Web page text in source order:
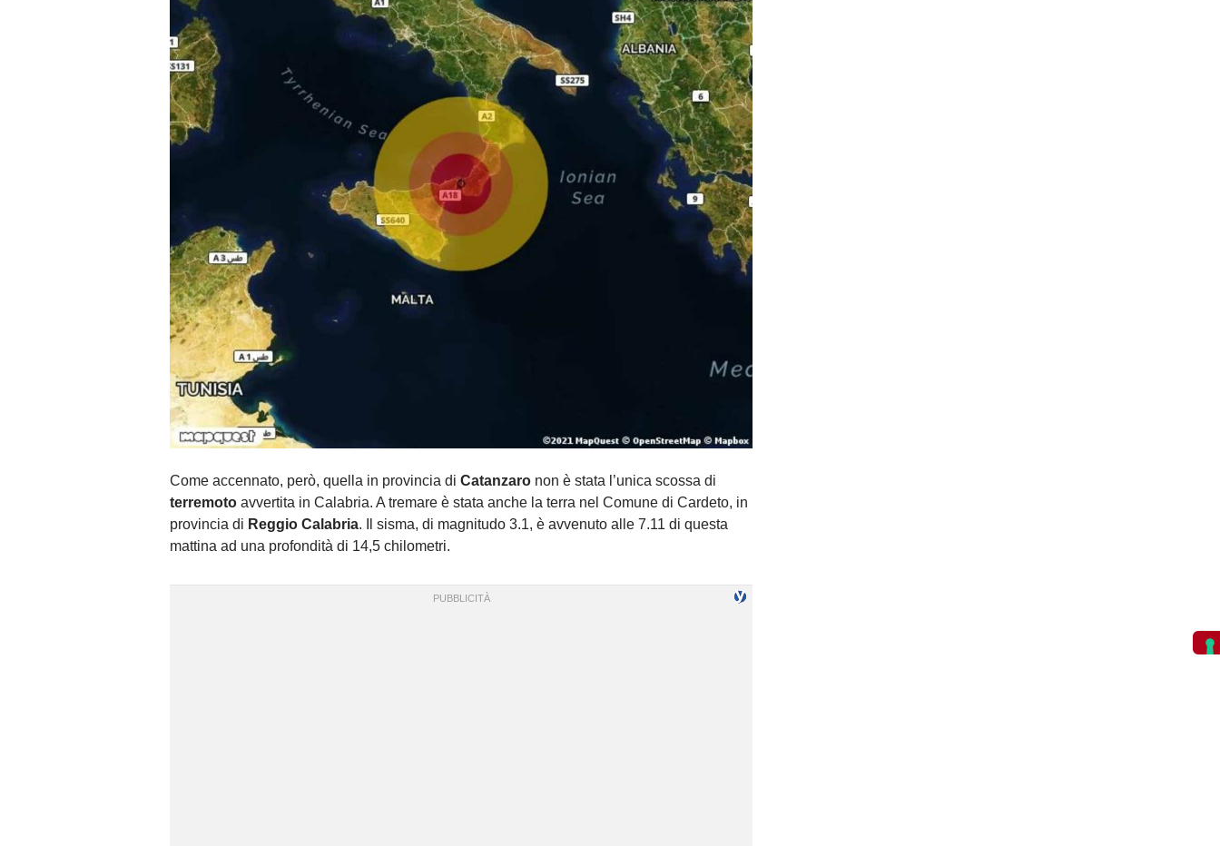
Come accennato, però, quella in provincia di Catanzaro non è stata l’unica scossa di
terremoto avvertita in Calabria. A tremare è stata anche la terra nel Comune di Cardeto, in
provincia di Reggio Calabria. Il sisma, di magnitudo 3.1, è avvenuto alle 7.11 di questa
mattina ad una profondità di 14,5 chilometri.